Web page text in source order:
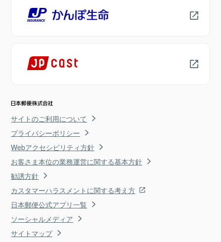
サイトのご利用について
プライバシーポリシー
Webアクセシビリティ方針
お客さま本位の業務運営に関する基本方針
勧誘方針
カスタマーハラスメントに関する考え方
日本郵便公式アプリ一覧
ソーシャルメディア
サイトマップ